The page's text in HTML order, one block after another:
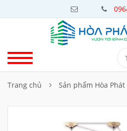
Trang chủ Sản phẩm Hòa Phát